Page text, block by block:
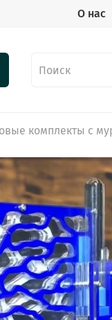
О нас
комплекты с